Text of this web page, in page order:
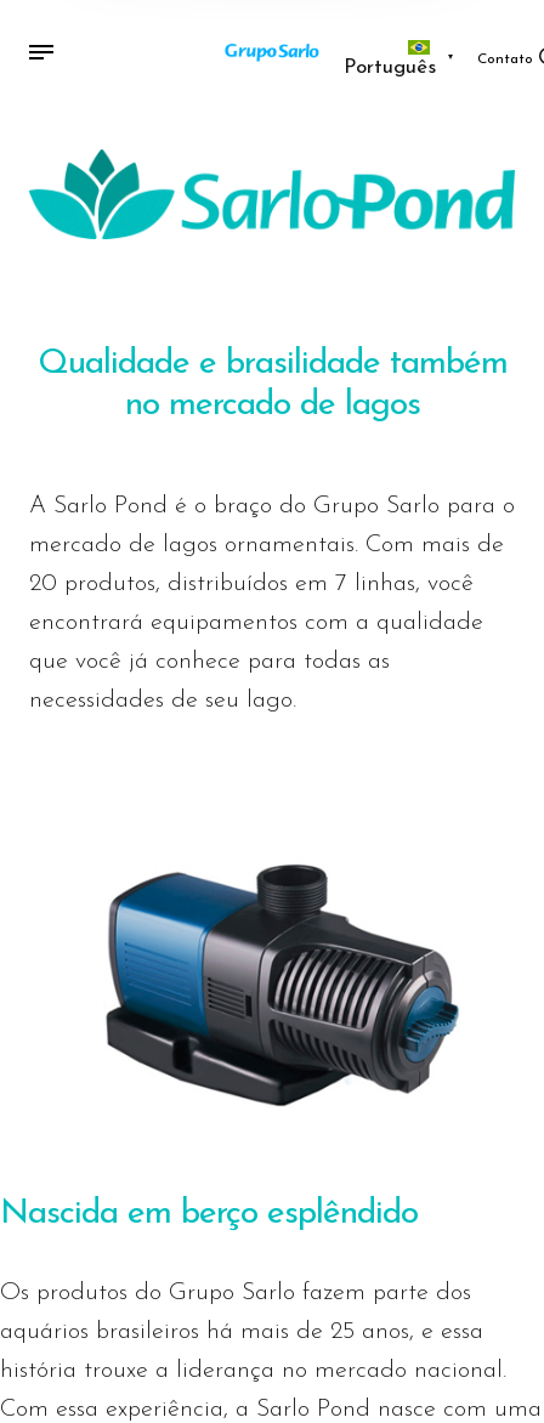
Português Contato
Qualidade e brasilidade também
no mercado de lagos
A Sarlo Pond é o braço do Grupo Sarlo para o
mercado de lagos ornamentais. Com mais de
20 produtos, distribuídos em 7 linhas, você
encontrará equipamentos com a qualidade
que você já conhece para todas as
necessidades de seu lago.
Nascida em berço esplêndido
Os produtos do Grupo Sarlo fazem parte dos
aquários brasileiros há mais de 25 anos, e essa
história trouxe a liderança no mercado nacional.
Com essa experiência, a Sarlo Pond nasce com uma